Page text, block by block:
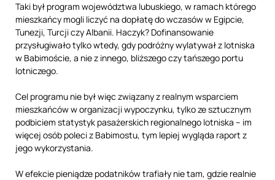
Taki był program województwa lubuskiego, w ramach którego
mieszkańcy mogli liczyć na dopłatę do wczasów w Egipcie,
Tunezji, Turcji czy Albanii. Haczyk? Dofinansowanie
przysługiwało tylko wtedy, gdy podróżny wylatywał z lotniska
w Babimoście, a nie z innego, bliższego czy tańszego portu
lotniczego.
Cel programu nie był więc związany z realnym wsparciem
mieszkańców w organizacji wypoczynku, tylko ze sztucznym
podbiciem statystyk pasażerskich regionalnego lotniska – im
więcej osób poleci z Babimostu, tym lepiej wygląda raport z
jego wykorzystania.
W efekcie pieniądze podatników trafiały nie tam, gdzie realnie